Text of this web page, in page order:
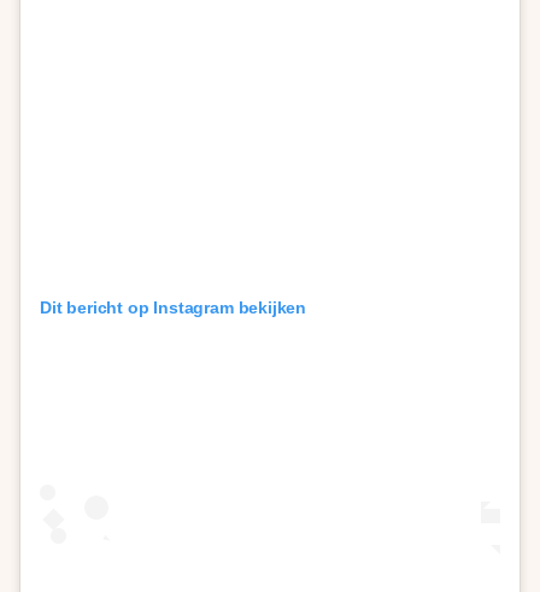
Dit bericht op Instagram bekijken